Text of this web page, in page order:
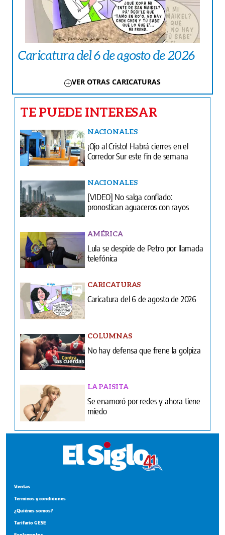
Caricatura del 6 de agosto de 2026
VER OTRAS CARICATURAS
TE PUEDE INTERESAR
NACIONALES
¡Ojo al Cristo! Habrá cierres en el
Corredor Sur este fin de semana
NACIONALES
[VIDEO] No salga confiado:
pronostican aguaceros con rayos
AMÉRICA
Lula se despide de Petro por llamada
telefónica
CARICATURAS
Caricatura del 6 de agosto de 2026
COLUMNAS
No hay defensa que frene la golpiza
LA PAISITA
Se enamoró por redes y ahora tiene
miedo
Ventas
Terminos y condiciones
¿Quiénes somos?
Tarifario GESE